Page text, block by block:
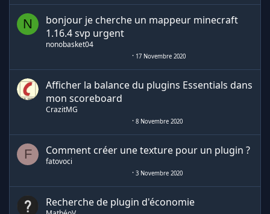
N
bonjour je cherche un mappeur minecraft
1.16.4 svp urgent
nonobasket04
17 Novembre 2020
Afficher la balance du plugins Essentials dans
mon scoreboard
CrazitMG
8 Novembre 2020
F Comment créer une texture pour un plugin ?
fatovoci
3 Novembre 2020
Recherche de plugin d'économie